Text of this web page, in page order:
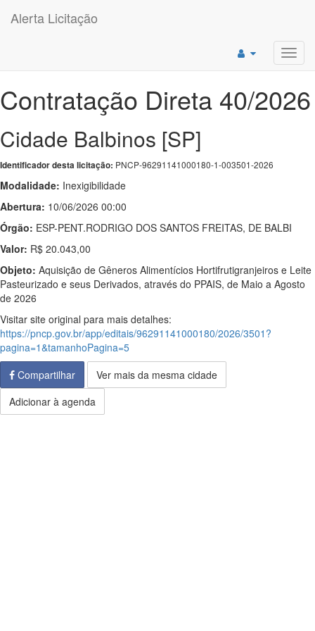
Alerta Licitação
Contratação Direta 40/2026
Cidade Balbinos [SP]
Identificador desta licitação: PNCP-96291141000180-1-003501-2026
Modalidade: Inexigibilidade
Abertura: 10/06/2026 00:00
Órgão: ESP-PENT.RODRIGO DOS SANTOS FREITAS, DE BALBI
Valor: R$ 20.043,00
Objeto: Aquisição de Gêneros Alimentícios Hortifrutigranjeiros e Leite
Pasteurizado e seus Derivados, através do PPAIS, de Maio a Agosto
de 2026
Visitar site original para mais detalhes:
https://pncp.gov.br/app/editais/96291141000180/2026/3501?
pagina=1&tamanhoPagina=5
Compartilhar
Ver mais da mesma cidade
Adicionar à agenda